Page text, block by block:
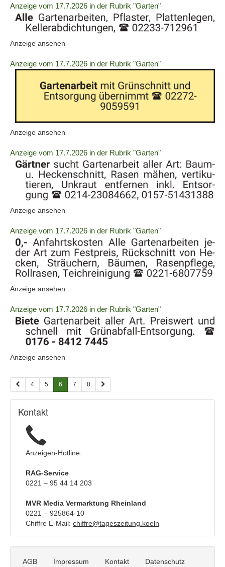
Details
der
Anzeige
anzeigen
Info:
Anzeige vom 17.7.2026 in der Rubrik "Garten"
Anzeige ansehen
Details
der
Info:
Anzeige vom 17.7.2026 in der Rubrik "Garten"
Anzeige ansehen
Details
der
Anzeige
2060754
anzeigen
Info:
Anzeige vom 17.7.2026 in der Rubrik "Garten"
Anzeige ansehen
Details
der
Anzeige
2060755
anzeigen
Info:
Anzeige vom 17.7.2026 in der Rubrik "Garten"
Anzeige ansehen
Details
der
Anzeige
2060760
|
Anzeige vom 17.7.2026 in der Rubrik "Garten"
Anzeige ansehen
4 5 6 7 8
Kontakt
Anzeigen-Hotline:
RAG-Service
0221 – 95 44 14 203
MVR Media Vermarktung Rheinland
0221 – 925864-10
Chiffre E-Mail: chiffre@tageszeitung.koeln
AGB Impressum Kontakt Datenschutz